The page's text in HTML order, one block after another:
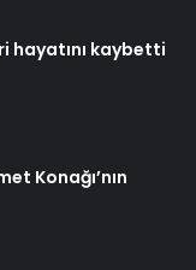
hayatını kaybetti
Konağı’nın